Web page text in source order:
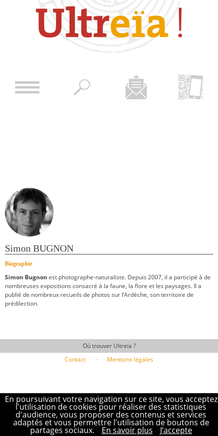
Simon BUGNON
Biographie
Simon Bugnon est photographe-naturaliste. Depuis 2007, il a participé à de
nombreuses expositions consacré à la faune, la flore et les paysages. Il a
publié de nombreux recueils de photos sur l’Ardèche, son territoire de
prédilection.
Où trouver Ultreïa ?
Contact
- Mentions légales
En poursuivant votre navigation sur ce site, vous acceptez
l'utilisation de cookies pour réaliser des statistiques
d'audience, vous proposer des contenus et services
adaptés et vous permettre l'utilisation de boutons de
partages sociaux. En savoir plus J’accepte